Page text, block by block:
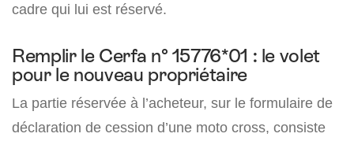
cadre qui lui est réservé.
Remplir le Cerfa n° 15776*01 : le volet
pour le nouveau propriétaire
La partie réservée à l’acheteur, sur le formulaire de
déclaration de cession d’une moto cross, consiste